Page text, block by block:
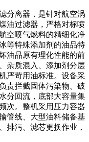
分离器，是针对航空涡
油过滤器，严格对标喷
空喷气燃料的精细化净
等特殊添加剂的油品特
油品原有理化性能的前
杂质混入、添加剂分层
严苛用油标准。设备采
责拦截固体污染物、破
分回流，底部大容量集
次。整机采用压力容器
管线、大型油料储备基
排污、滤芯更换作业，